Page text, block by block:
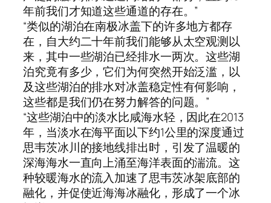
年前我们才知道这些通道的存在。”
“类似的湖泊在南极冰盖下的许多地方都存
在，自大约二十年前我们能够从太空观测以
来，其中一些湖泊已经排水一两次。这些湖
泊究竟有多少，它们为何突然开始泛滥，以
及这些湖泊的排水对冰盖稳定性有何影响，
这些都是我们仍在努力解答的问题。”
“这些湖泊中的淡水比咸海水轻，因此在2013
年，当淡水在海平面以下约1公里的深度通过
思韦茨冰川的接地线排出时，引发了温暖的
深海海水一直向上涌至海洋表面的湍流。这
种较暖海水的流入加速了思韦茨冰架底部的
融化，并促使近海海冰融化，形成了一个冰